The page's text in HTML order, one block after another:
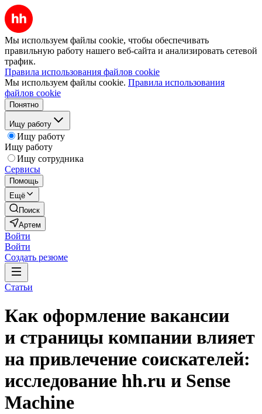
Мы используем файлы cookie, чтобы обеспечивать
правильную работу нашего веб-сайта и анализировать сетевой
трафик.
Правила использования файлов cookie
Мы используем файлы cookie. Правила использования
файлов cookie
Понятно
Ищу работу
Ищу работу
Ищу работу
Ищу сотрудника
Сервисы
Помощь
Ещё
Поиск
Артем
Войти
Войти
Создать резюме
Статьи
Как оформление вакансии
и страницы компании влияет
на привлечение соискателей:
исследование hh.ru и Sense
Machine